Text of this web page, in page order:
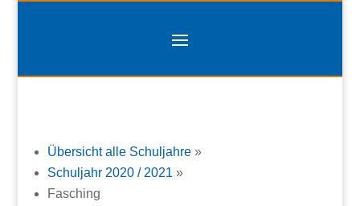
Übersicht alle Schuljahre »
Schuljahr 2020 / 2021 »
Fasching